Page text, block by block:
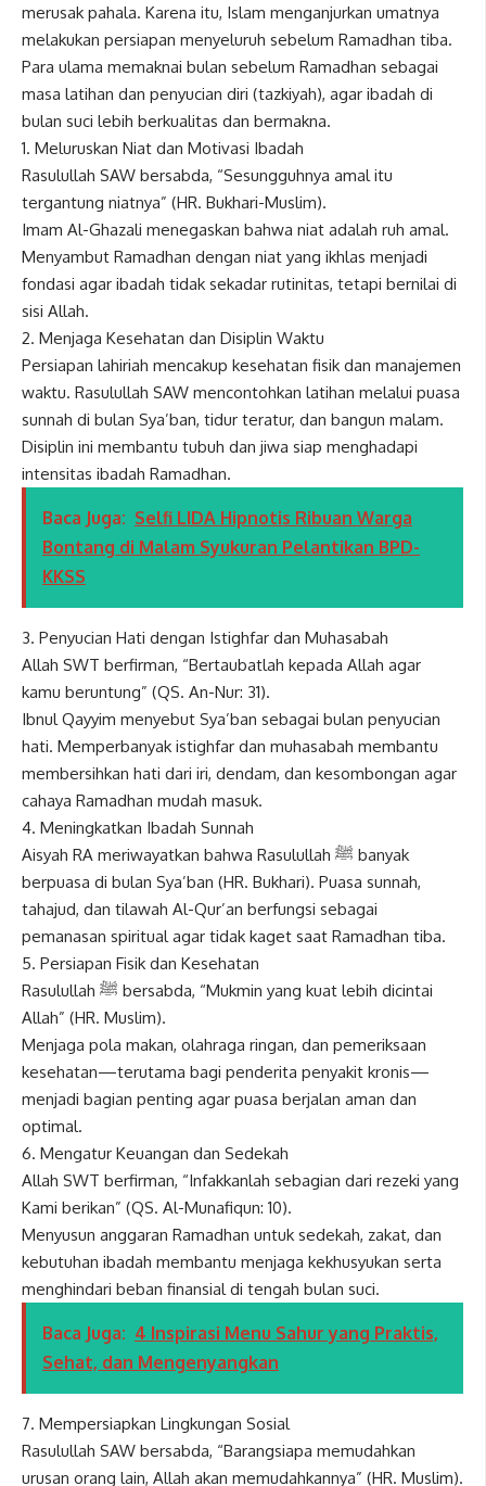
merusak pahala. Karena itu, Islam menganjurkan umatnya
melakukan persiapan menyeluruh sebelum Ramadhan tiba.
Para ulama memaknai bulan sebelum Ramadhan sebagai
masa latihan dan penyucian diri (tazkiyah), agar ibadah di
bulan suci lebih berkualitas dan bermakna.
1. Meluruskan Niat dan Motivasi Ibadah
Rasulullah SAW bersabda, “Sesungguhnya amal itu
tergantung niatnya” (HR. Bukhari-Muslim).
Imam Al-Ghazali menegaskan bahwa niat adalah ruh amal.
Menyambut Ramadhan dengan niat yang ikhlas menjadi
fondasi agar ibadah tidak sekadar rutinitas, tetapi bernilai di
sisi Allah.
2. Menjaga Kesehatan dan Disiplin Waktu
Persiapan lahiriah mencakup kesehatan fisik dan manajemen
waktu. Rasulullah SAW mencontohkan latihan melalui puasa
sunnah di bulan Sya’ban, tidur teratur, dan bangun malam.
Disiplin ini membantu tubuh dan jiwa siap menghadapi
intensitas ibadah Ramadhan.
Baca Juga: Selfi LIDA Hipnotis Ribuan Warga
Bontang di Malam Syukuran Pelantikan BPD-
KKSS
3. Penyucian Hati dengan Istighfar dan Muhasabah
Allah SWT berfirman, “Bertaubatlah kepada Allah agar
kamu beruntung” (QS. An-Nur: 31).
Ibnul Qayyim menyebut Sya’ban sebagai bulan penyucian
hati. Memperbanyak istighfar dan muhasabah membantu
membersihkan hati dari iri, dendam, dan kesombongan agar
cahaya Ramadhan mudah masuk.
4. Meningkatkan Ibadah Sunnah
Aisyah RA meriwayatkan bahwa Rasulullah ﷺ banyak
berpuasa di bulan Sya’ban (HR. Bukhari). Puasa sunnah,
tahajud, dan tilawah Al-Qur’an berfungsi sebagai
pemanasan spiritual agar tidak kaget saat Ramadhan tiba.
5. Persiapan Fisik dan Kesehatan
Rasulullah ﷺ bersabda, “Mukmin yang kuat lebih dicintai
Allah” (HR. Muslim).
Menjaga pola makan, olahraga ringan, dan pemeriksaan
kesehatan—terutama bagi penderita penyakit kronis—
menjadi bagian penting agar puasa berjalan aman dan
optimal.
6. Mengatur Keuangan dan Sedekah
Allah SWT berfirman, “Infakkanlah sebagian dari rezeki yang
Kami berikan” (QS. Al-Munafiqun: 10).
Menyusun anggaran Ramadhan untuk sedekah, zakat, dan
kebutuhan ibadah membantu menjaga kekhusyukan serta
menghindari beban finansial di tengah bulan suci.
Baca Juga: 4 Inspirasi Menu Sahur yang Praktis,
Sehat, dan Mengenyangkan
7. Mempersiapkan Lingkungan Sosial
Rasulullah SAW bersabda, “Barangsiapa memudahkan
urusan orang lain, Allah akan memudahkannya” (HR. Muslim).